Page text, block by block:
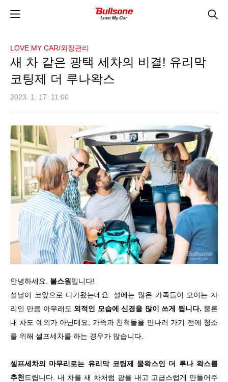
LOVE MY CAR/외장관리
새 차 같은 광택 세차의 비결! 유리막
코팅제 더 루나왁스
2023. 1. 17. 11:00
안녕하세요. 불스원 입니다!
설날이 코앞으로 다가왔는데요. 설에는 많은 가족들이 모이는 자
리인 만큼 아무래도 외적인 모습에 신경을 많이 쓰게 됩니다. 물론
내 차도 예외가 아닌데요, 가족과 친척들을 만나러 가기 전에 청소
를 위해 셀프세차를 하는 경우가 많습니다.
셀프세차의 마무리로는 유리막 코팅제 물왁스인 더 루나 왁스를
추천 드립니다. 내 차를 새 차처럼 광을 내고 고급스럽게 만들어주